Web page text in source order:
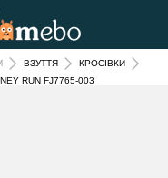
ВЗУТТЯ
КРОСІВКИ
RUN FJ7765-003